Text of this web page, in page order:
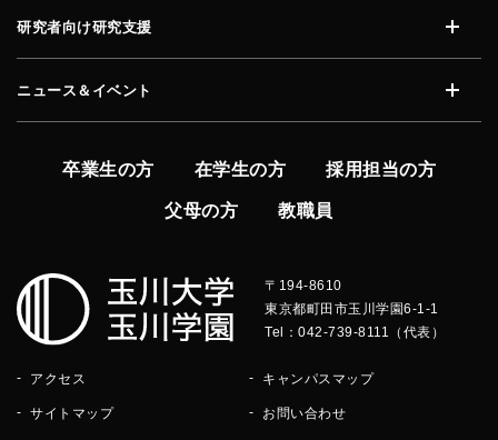
研究者向け研究支援
ニュース＆イベント
卒業生の方 在学生の方 採用担当の方
父母の方 教職員
〒194-8610
東京都町田市玉川学園6-1-1
Tel：042-739-8111（代表）
アクセス キャンパスマップ
サイトマップ お問い合わせ